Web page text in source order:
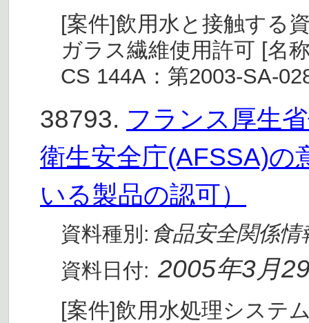
[案件]飲用水と接触する
ガラス繊維使用許可 [名
CS 144A：第2003-SA-
38793. フランス厚生
衛生安全庁(AFSSA)の
いる製品の認可）
資料種別: 食品安全関係情
資料日付: 2005年3月
[案件]飲用水処理システ